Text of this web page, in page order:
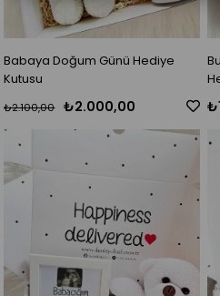
Babaya Doğum Günü Hediye
Kutusu
₺2.000,00
₺2.100,00